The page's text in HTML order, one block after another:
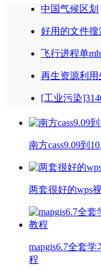
中国气候区划
好用的文件搜
飞行进程单
再生资源利
[工业污染
南方cass9.09到
两套很好的wps
mapgis6.7全套
程